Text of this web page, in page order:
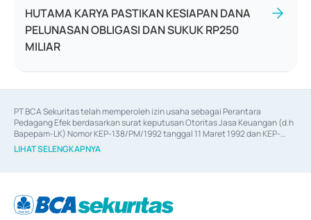
HUTAMA KARYA PASTIKAN KESIAPAN DANA
PELUNASAN OBLIGASI DAN SUKUK RP250
MILIAR
PT BCA Sekuritas telah memperoleh izin usaha sebagai Perantara
Pedagang Efek berdasarkan surat keputusan Otoritas Jasa Keuangan (d.h
Bapepam-LK) Nomor KEP-138/PM/1992 tanggal 11 Maret 1992 dan KEP-
06/D.04/2014 tanggal 28 Februari 2014, izin usaha sebagai Penjamin Emisi
Efek berdasarkan surat keputusan Otoritas Jasa Keuangan Nomor KEP-
berdasarkan surat keputusan Otoritas Jasa Keuangan Nomor S-
67/PM.21/2017 tanggal 3 Februari 2017, dan beberapa izin usaha lainnya
LIHAT SELENGKAPNYA